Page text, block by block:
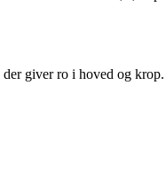
giver ro i hoved og krop.